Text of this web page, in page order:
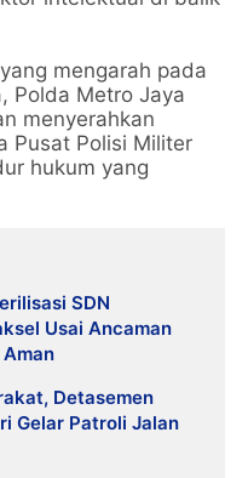
mengarah pada
Polda Metro Jaya
menyerahkan
Pusat Polisi Militer
hukum yang
SDN
Usai Ancaman
Detasemen
Gelar Patroli Jalan